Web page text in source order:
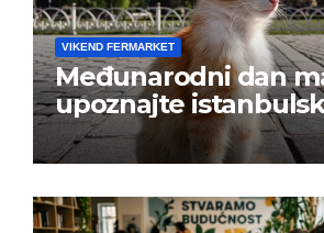
VIKEND FERMARKET
Međunarodni dan
upoznajte